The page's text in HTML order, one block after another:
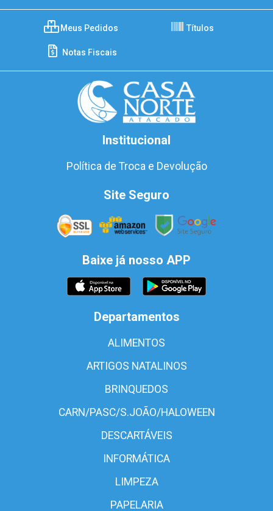
Meus Pedidos Títulos
Notas Fiscais
Institucional
Política de Troca e Devolução
Site Seguro
Baixe já nosso APP
Departamentos
ALIMENTOS
ARTIGOS NATALINOS
BRINQUEDOS
CARN/PASC/S.JOÃO/HALOWEEN
DESCARTÁVEIS
INFORMÁTICA
LIMPEZA
PAPELARIA